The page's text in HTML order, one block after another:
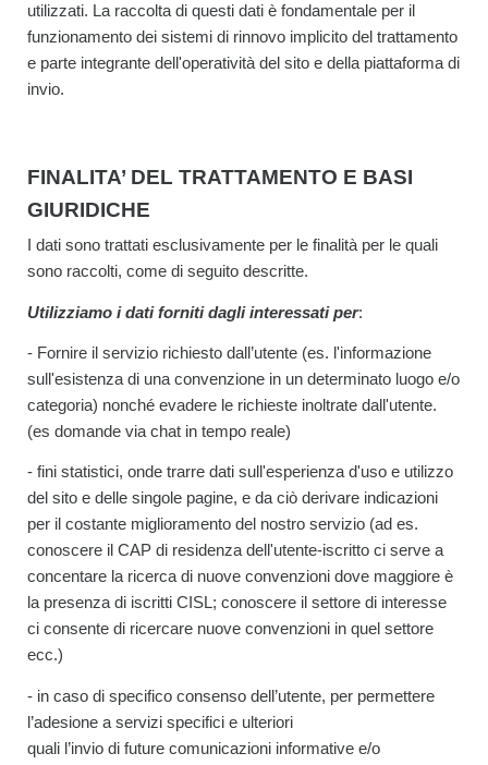
utilizzati. La raccolta di questi dati è fondamentale per il
funzionamento dei sistemi di rinnovo implicito del trattamento
e parte integrante dell'operatività del sito e della piattaforma di
invio.
FINALITA’ DEL TRATTAMENTO E BASI
GIURIDICHE
I dati sono trattati esclusivamente per le finalità per le quali
sono raccolti, come di seguito descritte.
Utilizziamo i dati forniti dagli interessati per:
- Fornire il servizio richiesto dall’utente (es. l'informazione
sull'esistenza di una convenzione in un determinato luogo e/o
categoria) nonché evadere le richieste inoltrate dall'utente.
(es domande via chat in tempo reale)
- fini statistici, onde trarre dati sull'esperienza d'uso e utilizzo
del sito e delle singole pagine, e da ciò derivare indicazioni
per il costante miglioramento del nostro servizio (ad es.
conoscere il CAP di residenza dell'utente-iscritto ci serve a
concentare la ricerca di nuove convenzioni dove maggiore è
la presenza di iscritti CISL; conoscere il settore di interesse
ci consente di ricercare nuove convenzioni in quel settore
ecc.)
- in caso di specifico consenso dell’utente, per permettere
l’adesione a servizi specifici e ulteriori
quali l’invio di future comunicazioni informative e/o